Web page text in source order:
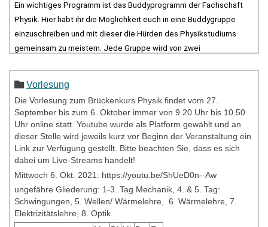
Ein wichtiges Programm ist das Buddyprogramm der Fachschaft
Physik. Hier habt ihr die Möglichkeit euch in eine Buddygruppe
einzuschreiben und mit dieser die Hürden des Physikstudiums
gemeinsam zu meistern. Jede Gruppe wird von zwei
https://bildungsportal.sachsen.de/opal/auth/
ein - in der Mitte der ESE werden wir die Einschreibung in die
Gruppen öffnen. Also dann: Bleibt sicher und bis bald!
Vorlesung
Die Vorlesung zum Brückenkurs Physik findet vom 27.
September bis zum 6. Oktober immer von 9.20 Uhr bis 10.50
Uhr online statt. Youtube wurde als Platform gewählt und an
dieser Stelle wird jeweils kurz vor Beginn der Veranstaltung ein
Link zur Verfügung gestellt. Bitte beachten Sie, dass es sich
dabei um Live-Streams handelt!
Mittwoch 6. Okt. 2021: https://youtu.be/ShUeD0n--Aw
ungefähre Gliederung: 1-3. Tag Mechanik, 4. & 5. Tag:
Schwingungen, 5. Wellen/ Wärmelehre, 6. Wärmelehre, 7.
Elektrizitätslehre, 8. Optik